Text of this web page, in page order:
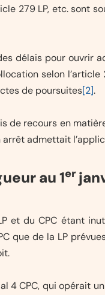
279 LP, etc. sont
délais pour ouvrir
selon
de poursuites[2].
de recours en
arrêt admettait
au 1er
et du CPC étant
que de la LP
4 CPC, qui opérait